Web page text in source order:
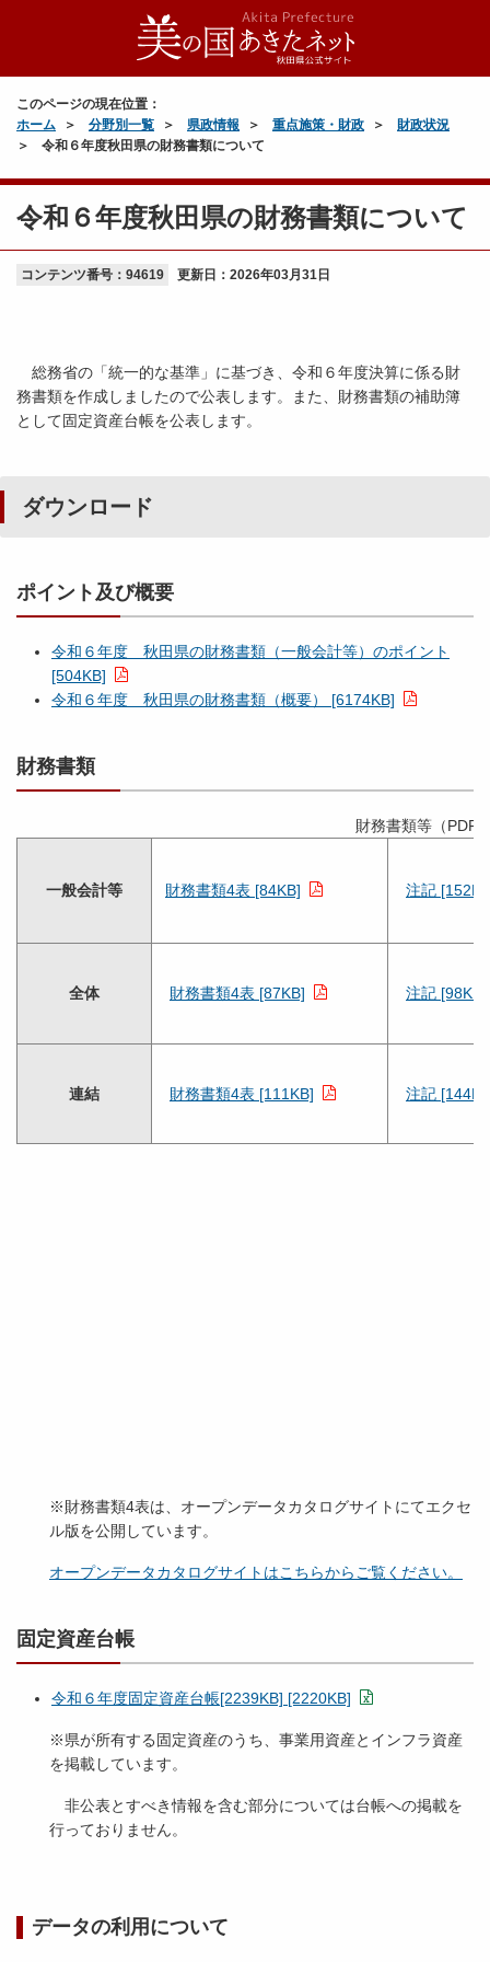
このページの現在位置：
ホーム
分野別一覧 県政情報 重点施策・財政
財政状況
令和６年度秋田県の財務書類について
令和６年度秋田県の財務書類について
コンテンツ番号：94619 更新日： 2026年03月31日
総務省の「統一的な基準」に基づき、令和６年度決算に係る財
務書類を作成しましたので公表します。また、財務書類の補助簿
として固定資産台帳を公表します。
ダウンロード
ポイント及び概要
令和６年度 秋田県の財務書類（一般会計等）のポイント
[504KB]
令和６年度 秋田県の財務書類（概要） [6174KB]
財務書類
財務書類等（PDF
一般会計等 財務書類4表 [84KB] 注記
全体 財務書類4表 [87KB] 注記 [98KB]
連結 財務書類4表 [111KB] 注記
※財務書類4表は、オープンデータカタログサイトにてエクセ
ル版を公開しています。
オープンデータカタログサイトはこちらからご覧ください。
固定資産台帳
令和６年度固定資産台帳[2239KB] [2220KB]
※県が所有する固定資産のうち、事業用資産とインフラ資産
を掲載しています。
非公表とすべき情報を含む部分については台帳への掲載を
行っておりません。
データの利用について